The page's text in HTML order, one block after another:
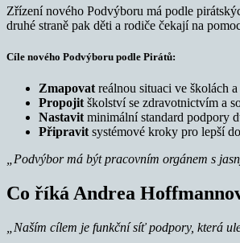
Zřízení nového Podvýboru má podle
druhé straně pak děti a rodiče čekají na
Cíle nového Podvýboru podle Pirátů:
Zmapovat reálnou situaci ve školách
Propojit školství se zdravotnictvím a
Nastavit minimální standard podpory
Připravit systémové kroky pro lepší
„Podvýbor má být pracovním orgánem s
Co říká Andrea
„Naším cílem je funkční síť podpory, která